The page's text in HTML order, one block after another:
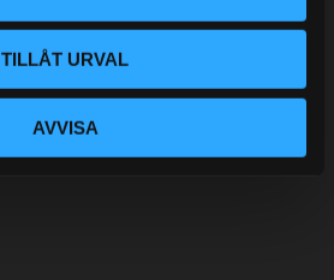
TILLÅT URVAL
AVVISA